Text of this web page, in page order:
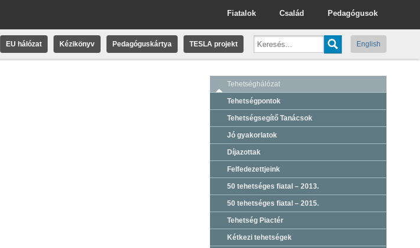
Pedagógusok
Család
Fiatalok
EU hálózat Kézikönyv Pedagóguskártya TESLA projekt English
Tehetséghálózat
Tehetségpontok
Tehetségsegítő Tanácsok
Jó gyakorlatok
Díjazottak
Felfedezettjeink
50 tehetséges fiatal – 2013.
50 tehetséges fiatal – 2015.
Tehetség Piactér
Kétkezi tehetségek